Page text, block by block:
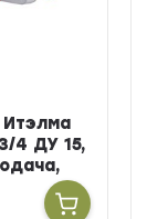
Итэлма
4 ДУ 15,